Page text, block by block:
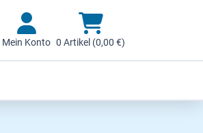
Mein Konto 0 Artikel (0,00 €)